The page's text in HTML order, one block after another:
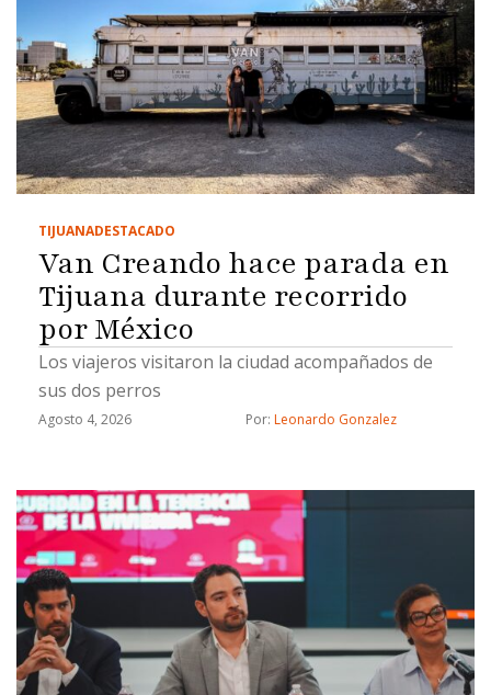
TIJUANADESTACADO
Van Creando hace parada en
Tijuana durante recorrido
por México
Los viajeros visitaron la ciudad acompañados de
sus dos perros
Agosto 4, 2026 Por: Leonardo Gonzalez